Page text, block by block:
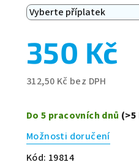
350 Kč
312,50 Kč bez DPH
cena:
Do 5 pracovních dnů (>5
Možnosti doručení
Kód: 19814